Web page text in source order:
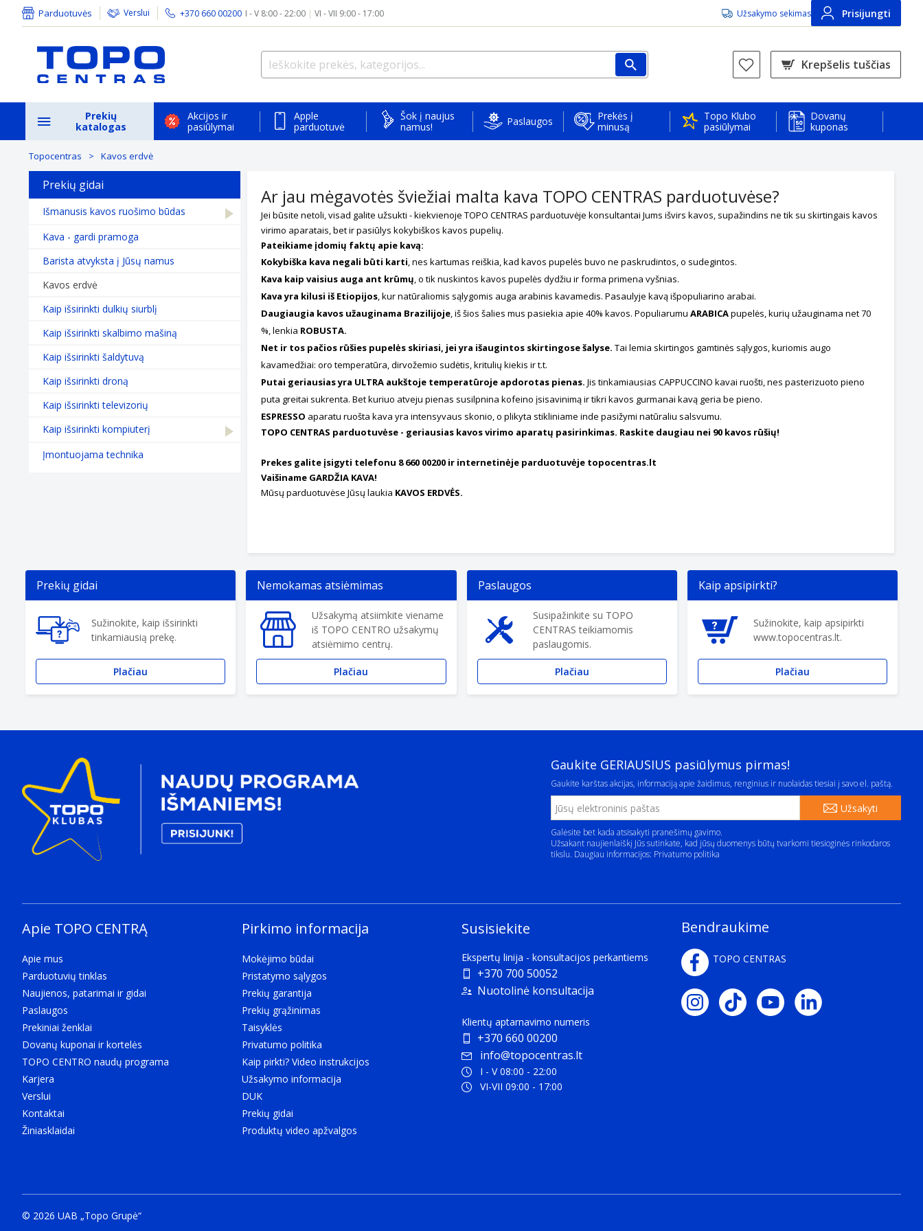
Parduotuvės Verslui +370 660 00200 I - V 8:00 - 22:00 | VI - VII 9:00 - 17:00 Užsakymo sekimas Prisijungti
Krepšelis tuščias
Prekių
katalogas
Akcijos ir
pasiūlymai
Apple
parduotuvė
Šok į naujus
namus!
Paslaugos
Prekės į
minusą
Topo Klubo
pasiūlymai
Dovanų
kuponas
Topocentras Kavos erdvė
Prekių gidai
Išmanusis kavos ruošimo būdas
Kava - gardi pramoga
Barista atvyksta į Jūsų namus
Kavos erdvė
Kaip išsirinkti dulkių siurblį
Kaip išsirinkti skalbimo mašiną
Kaip išsirinkti šaldytuvą
Kaip išsirinkti droną
Kaip išsirinkti televizorių
Kaip išsirinkti kompiuterį
Įmontuojama technika
Ar jau mėgavotės šviežiai malta kava TOPO CENTRAS parduotuvėse?
Jei būsite netoli, visad galite užsukti - kiekvienoje TOPO CENTRAS parduotuvėje konsultantai Jums išvirs kavos, supažindins ne tik su skirtingais kavos
virimo aparatais, bet ir pasiūlys kokybiškos kavos pupelių.
Pateikiame įdomių faktų apie kavą:
Kokybiška kava negali būti karti, nes kartumas reiškia, kad kavos pupelės buvo ne paskrudintos, o sudegintos.
Kava kaip vaisius auga ant krūmų, o tik nuskintos kavos pupelės dydžiu ir forma primena vyšnias.
Kava yra kilusi iš Etiopijos, kur natūraliomis sąlygomis auga arabinis kavamedis. Pasaulyje kavą išpopuliarino arabai.
Daugiaugia kavos užauginama Brazilijoje, iš šios šalies mus pasiekia apie 40% kavos. Populiarumu ARABICApupelės, kurių užauginama net 70
%, lenkia ROBUSTA.
Net ir tos pačios rūšies pupelės skiriasi, jei yra išaugintos skirtingose šalyse. Tai lemia skirtingos gamtinės sąlygos, kuriomis augo
kavamedžiai: oro temperatūra, dirvožemio sudėtis, kritulių kiekis ir t.t.
Putai geriausias yra ULTRA aukštoje temperatūroje apdorotas pienas. Jis tinkamiausias CAPPUCCINO kavai ruošti, nes pasterizuoto pieno
puta greitai sukrenta. Bet kuriuo atveju pienas susilpnina kofeino įsisavinimą ir tikri kavos gurmanai kavą geria be pieno.
ESPRESSO aparatu ruošta kava yra intensyvaus skonio, o plikyta stikliniame inde pasižymi natūraliu salsvumu.
TOPO CENTRAS parduotuvėse - geriausias kavos virimo aparatų pasirinkimas. Raskite daugiau nei 90 kavos rūšių!
Prekes galite įsigyti telefonu 8 660 00200 ir internetinėje parduotuvėje topocentras.lt
Vaišiname GARDŽIA KAVA!
Mūsų parduotuvėse Jūsų laukia KAVOS ERDVĖS.
Prekių gidai
Sužinokite, kaip išsirinkti
tinkamiausią prekę.
Plačiau
Nemokamas atsiėmimas
Užsakymą atsiimkite viename
iš TOPO CENTRO užsakymų
atsiėmimo centrų.
Plačiau
Paslaugos
Susipažinkite su TOPO
CENTRAS teikiamomis
paslaugomis.
Plačiau
Kaip apsipirkti?
Sužinokite, kaip apsipirkti
www.topocentras.lt.
Plačiau
Gaukite GERIAUSIUS pasiūlymus pirmas!
Gaukite karštas akcijas, informaciją apie žaidimus, renginius ir nuolaidas tiesiai į savo el. paštą.
Užsakyti
Galėsite bet kada atsisakyti pranešimų gavimo.
Užsakant naujienlaiškį Jūs sutinkate, kad jūsų duomenys būtų tvarkomi tiesioginės rinkodaros
tikslu. Daugiau informacijos: Privatumo politika
Apie TOPO CENTRĄ
Apie mus
Parduotuvių tinklas
Naujienos, patarimai ir gidai
Paslaugos
Prekiniai ženklai
Dovanų kuponai ir kortelės
TOPO CENTRO naudų programa
Karjera
Verslui
Kontaktai
Žiniasklaidai
Pirkimo informacija
Mokėjimo būdai
Pristatymo sąlygos
Prekių garantija
Prekių grąžinimas
Taisyklės
Privatumo politika
Kaip pirkti? Video instrukcijos
Užsakymo informacija
DUK
Prekių gidai
Produktų video apžvalgos
Susisiekite
Ekspertų linija - konsultacijos perkantiems
+370 700 50052
Nuotolinė konsultacija
Klientų aptarnavimo numeris
+370 660 00200
info@topocentras.lt
I - V 08:00 - 22:00
VI-VII 09:00 - 17:00
Bendraukime
TOPO CENTRAS
© 2026 UAB „Topo Grupė“